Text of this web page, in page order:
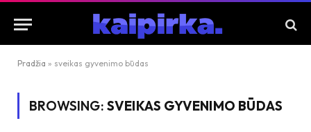
Pradžia » sveikas gyvenimo būdas
BROWSING: SVEIKAS GYVENIMO BŪDAS